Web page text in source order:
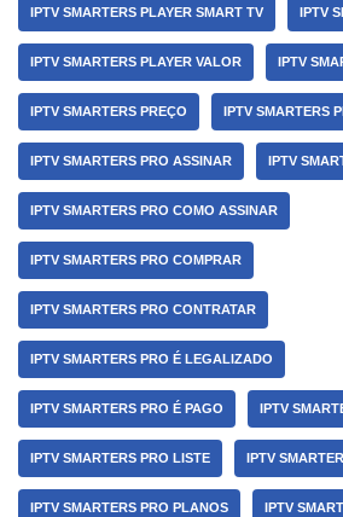
IPTV SMARTERS PLAYER SMART TV IPTV
IPTV SMARTERS PLAYER VALOR IPTV
IPTV SMARTERS PREÇO IPTV SMARTERS
IPTV SMARTERS PRO ASSINAR IPTV
IPTV SMARTERS PRO COMO ASSINAR
IPTV SMARTERS PRO COMPRAR
IPTV SMARTERS PRO CONTRATAR
IPTV SMARTERS PRO É LEGALIZADO
IPTV SMARTERS PRO É PAGO IPTV
IPTV SMARTERS PRO LISTE IPTV
IPTV SMARTERS PRO PLANOS IPTV